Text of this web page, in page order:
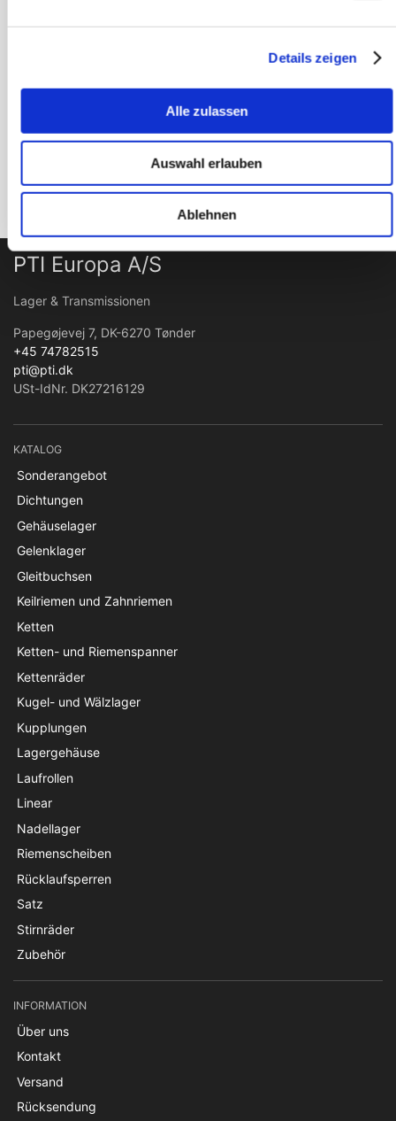
Details zeigen
Alle zulassen
Auswahl erlauben
Ablehnen
Newsletter - max. 2 mal jährlich
Anmelden
PTI Europa A/S
Lager & Transmissionen
Papegøjevej 7, DK-6270 Tønder
+45 74782515
pti@pti.dk
USt-IdNr. DK27216129
KATALOG
Sonderangebot
Dichtungen
Gehäuselager
Gelenklager
Gleitbuchsen
Keilriemen und Zahnriemen
Ketten
Ketten- und Riemenspanner
Kettenräder
Kugel- und Wälzlager
Kupplungen
Lagergehäuse
Laufrollen
Linear
Nadellager
Riemenscheiben
Rücklaufsperren
Satz
Stirnräder
Zubehör
INFORMATION
Über uns
Kontakt
Versand
Rücksendung